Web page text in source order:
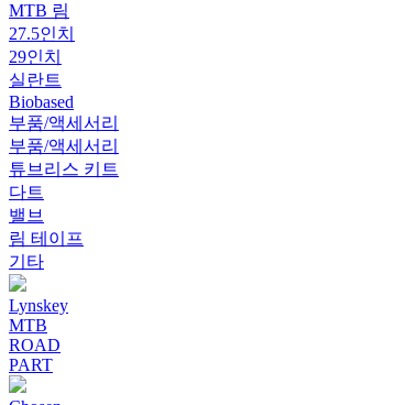
MTB 림
27.5인치
29인치
실란트
Biobased
부품/액세서리
부품/액세서리
튜브리스 키트
다트
밸브
림 테이프
기타
Lynskey
MTB
ROAD
PART